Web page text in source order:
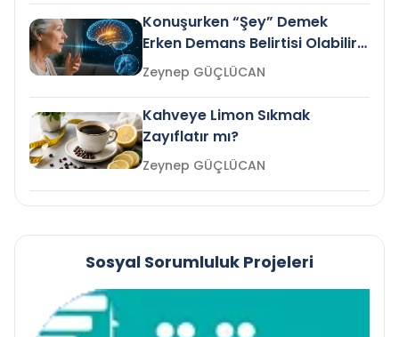
Konuşurken “Şey” Demek
Erken Demans Belirtisi Olabilir
mi?
Zeynep GÜÇLÜCAN
Kahveye Limon Sıkmak
Zayıflatır mı?
Zeynep GÜÇLÜCAN
Sosyal Sorumluluk Projeleri